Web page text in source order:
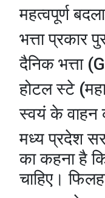
​महत्वपूर्ण
भत्ता प्रकार
दैनिक भत्ता
होटल स्टे
स्वयं के वाहन
मध्य प्रदेश
का कहना है
चाहिए।